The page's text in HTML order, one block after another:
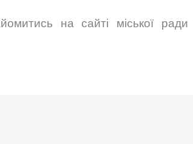
на сайті міської ради